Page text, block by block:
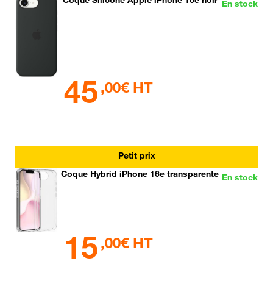
En stock
45 ,00€ HT
Petit prix
En stock
Coque Hybrid iPhone 16e transparente
15 ,00€ HT